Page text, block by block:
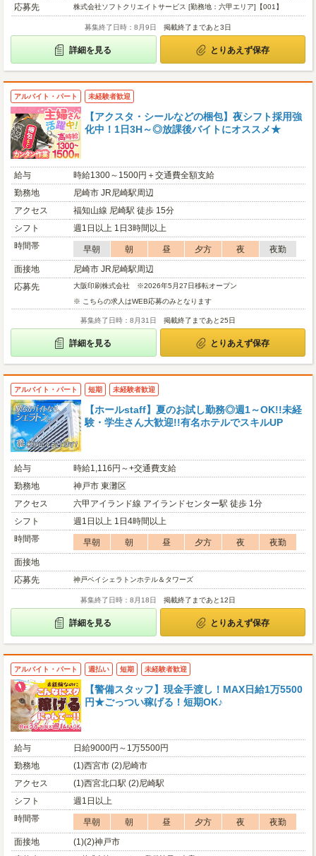
応募先
株式会社ソフトクリエイトサービス [勤務地：六甲エリア]【001】
募集終了日時：8月9日 掲載終了まであと3日
詳細を見る とりあえず保存
アルバイト・パート 未経験者歓迎
【アクスタ・シールなどの梱包】夜シフト採用強
化中！1日3H～◎放課後バイトにオススメ★
給与
時給1300～1500円＋交通費全額支給
勤務地
尼崎市 JR尼崎駅周辺
アクセス
福知山線 尼崎駅 徒歩 15分
シフト
週1日以上 1日3時間以上
時間帯
早朝 朝 昼 夕方 夜
夜勤
面接地
尼崎市 JR尼崎駅周辺
応募先
大阪印刷株式会社 ※2026年5月27日移転オープン
※ こちらの求人はWEB応募のみとなります
募集終了日時：8月31日 掲載終了まであと25日
詳細を見る とりあえず保存
アルバイト・パート 短期 未経験者歓迎
【ホールstaff】夏のお試し勤務◎週1～OK!!未経
験・学生さん大歓迎!!有名ホテルでスキルUP
給与
時給1,116円～+交通費支給
勤務地
神戸市 東灘区
アクセス
六甲アイランド線 アイランドセンター駅 徒歩 1分
シフト
週1日以上 1日4時間以上
時間帯
早朝 朝 昼 夕方 夜
夜勤
面接地
応募先
神戸ベイシェラトンホテル＆タワーズ
募集終了日時：8月18日 掲載終了まであと12日
詳細を見る とりあえず保存
アルバイト・パート 週払い 短期 未経験者歓迎
【警備スタッフ】現金手渡し！MAX日給1万5500
円★ごっつい稼げる！短期OK♪
給与
日給9000円～1万5500円
勤務地
(1)西宮市 (2)尼崎市
アクセス
(1)西宮北口駅 (2)尼崎駅
シフト
週1日以上
時間帯
早朝 朝 昼 夕方 夜
夜勤
面接地
(1)(2)神戸市